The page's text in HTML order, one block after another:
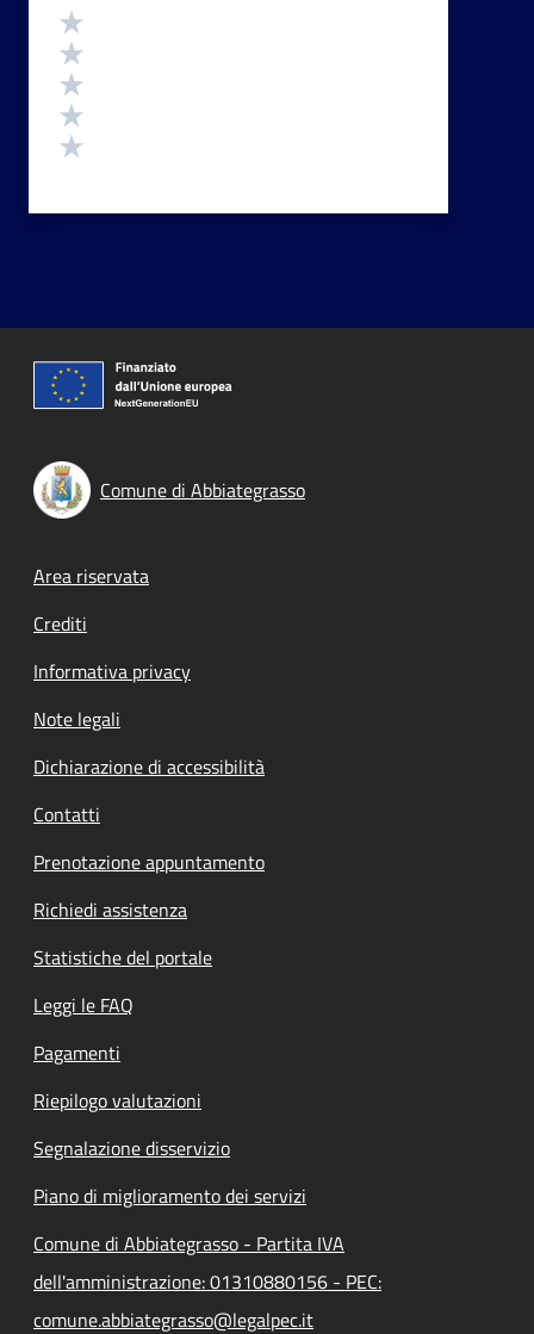
Valutazione
Comune di Abbiategrasso
Footer menu
Area riservata
Crediti
Informativa privacy
Note legali
Dichiarazione di accessibilità
Contatti
Prenotazione appuntamento
Richiedi assistenza
Statistiche del portale
Leggi le FAQ
Pagamenti
Riepilogo valutazioni
Segnalazione disservizio
Piano di miglioramento dei servizi
Comune di Abbiategrasso - Partita IVA
dell'amministrazione: 01310880156 - PEC:
comune.abbiategrasso@legalpec.it